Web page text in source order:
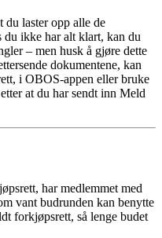
laster opp alle de
du ikke har alt klart, kan du
– men husk å gjøre dette
dokumentene, kan
i OBOS-appen eller bruke
at du har sendt inn Meld
har medlemmet med
vant budrunden kan benytte
forkjøpsrett, så lenge budet